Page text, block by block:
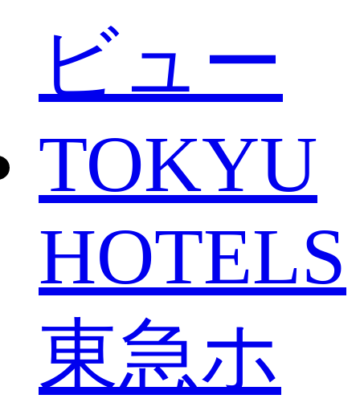
ビュー
TOKYU
HOTELS
東急ホ